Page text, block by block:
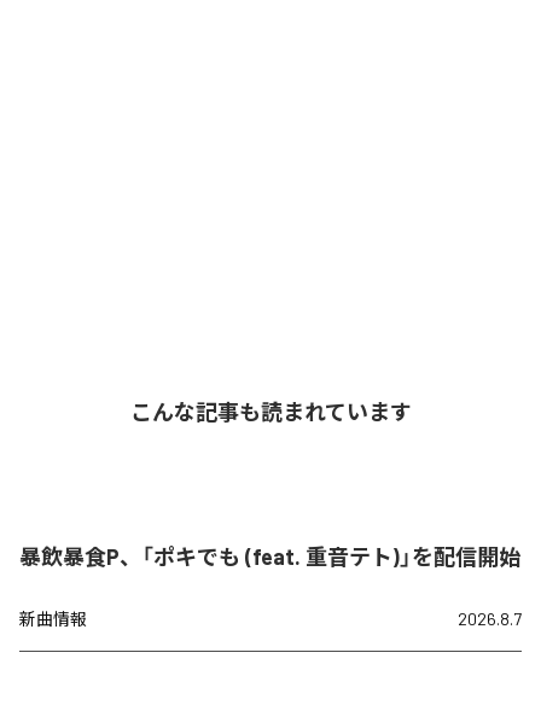
こんな記事も読まれています
暴飲暴食P、「ポキでも (feat. 重音テト)」を配信開始
新曲情報 2026.8.7